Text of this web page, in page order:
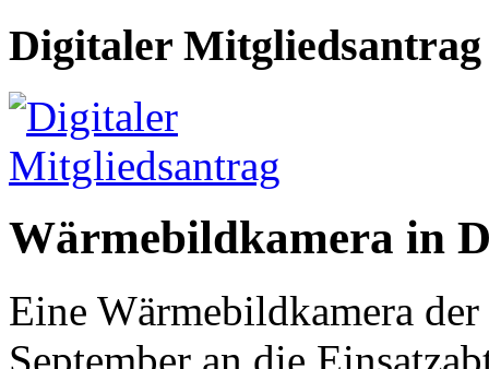
Digitaler Mitgliedsantrag
Wärmebildkamera in
Eine Wärmebildkamera